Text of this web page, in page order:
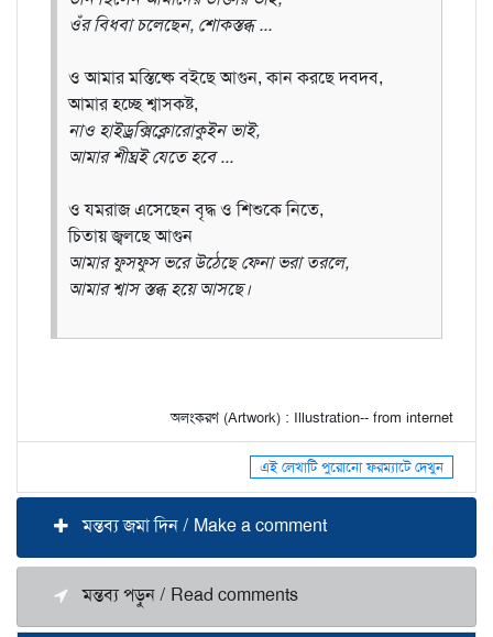
ওঁর বিধবা চলেছেন, শোকস্তব্ধ ...
ও আমার মস্তিষ্কে বইছে আগুন, কান করছে দবদব,
আমার হচ্ছে শ্বাসকষ্ট,
নাও হাইড্রক্সিক্লোরোকুইন ভাই,
আমার শীঘ্রই যেতে হবে ...
ও যমরাজ এসেছেন বৃদ্ধ ও শিশুকে নিতে,
চিতায় জ্বলছে আগুন
আমার ফুসফুস ভরে উঠেছে ফেনা ভরা তরলে,
আমার শ্বাস স্তব্ধ হয়ে আসছে।
অলংকরণ (Artwork) : Illustration-- from internet
এই লেখাটি পুরোনো ফরম্যাটে দেখুন
মন্তব্য জমা দিন / Make a comment
মন্তব্য পড়ুন / Read comments